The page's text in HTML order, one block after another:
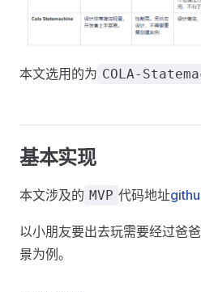
本文选用的为 COLA-
基本实现
本文涉及的 MVP 代码地址
以小朋友要出去玩需要经过爸
景为例。